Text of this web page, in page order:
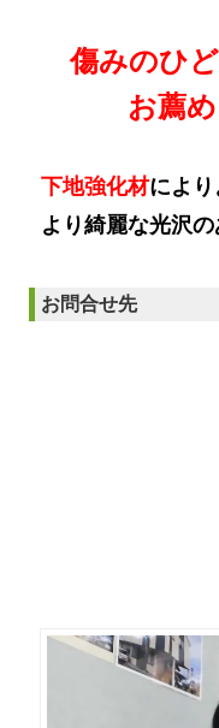
お問合せ先
傷みのひ
お薦めし
下地強化材により
より綺麗な光沢